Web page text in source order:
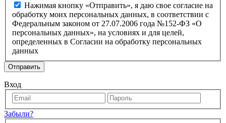
Нажимая кнопку «Отправить», я даю свое согласие на
обработку моих персональных данных, в соответствии с
Федеральным законом от 27.07.2006 года №152-ФЗ «О
персональных данных», на условиях и для целей,
определенных в Согласии на обработку персональных
данных
Отправить
Вход
Забыли?